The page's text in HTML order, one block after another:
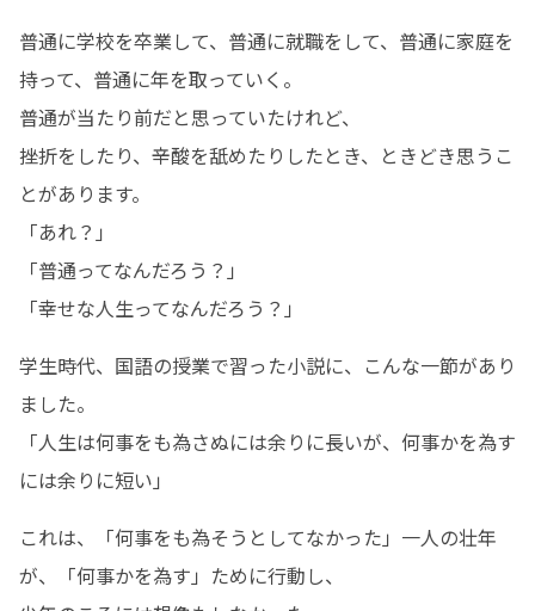
普通に学校を卒業して、普通に就職をして、普通に家庭を
持って、普通に年を取っていく。
普通が当たり前だと思っていたけれど、
挫折をしたり、辛酸を舐めたりしたとき、ときどき思うこ
とがあります。
「あれ？」
「普通ってなんだろう？」
「幸せな人生ってなんだろう？」
学生時代、国語の授業で習った小説に、こんな一節があり
ました。
「人生は何事をも為さぬには余りに長いが、何事かを為す
には余りに短い」
これは、「何事をも為そうとしてなかった」一人の壮年
が、「何事かを為す」ために行動し、